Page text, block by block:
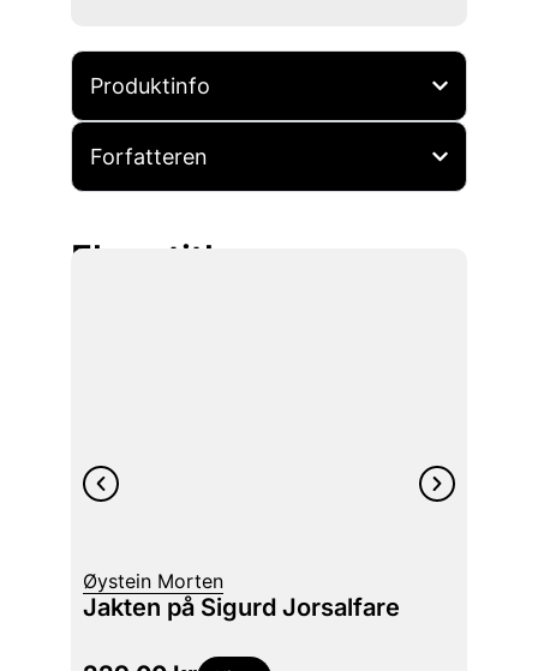
Produktinfo
Forfatteren
Flere titler
Øystein Morten
Jakten på Sigurd Jorsalfare